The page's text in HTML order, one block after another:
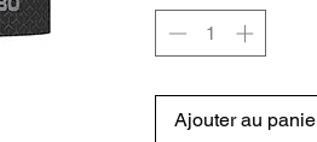
Ajouter au